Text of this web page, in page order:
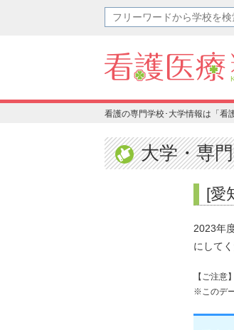
看護の専門学校･大学情報は「看
大学・専
[愛
2023年
にしてく
【ご注意】
※このデ